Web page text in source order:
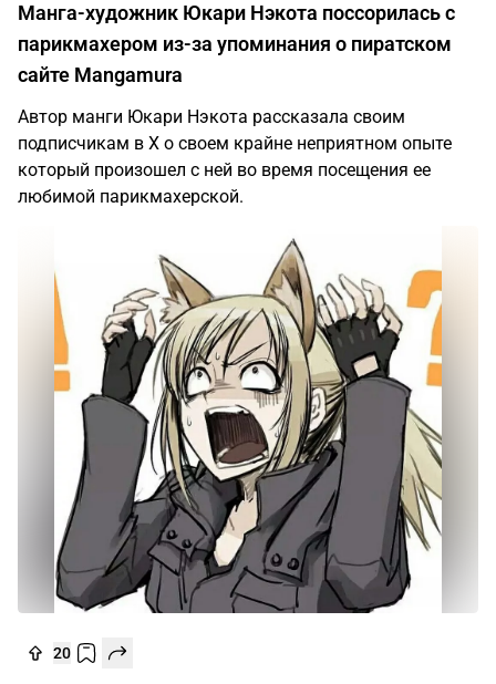
Манга-художник Юкари Нэкота поссорилась с
парикмахером из-за упоминания о пиратском
сайте Mangamura
Автор манги Юкари Нэкота рассказала своим
подписчикам в X о своем крайне неприятном опыте
который произошел с ней во время посещения ее
любимой парикмахерской.
20